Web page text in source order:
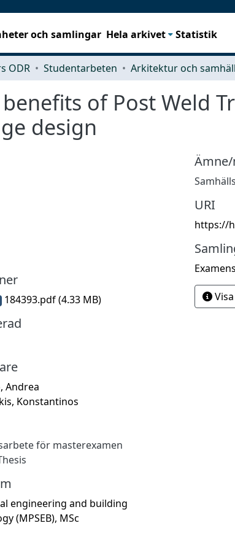
och samlingar Hela arkivet Statistik
ODR Studentarbeten
of Post Weld
design
184393.pdf(4.33 MB)
Andrea
Konstantinos
för masterexamen
engineering and building
(MPSEB), MSc
URI
https://